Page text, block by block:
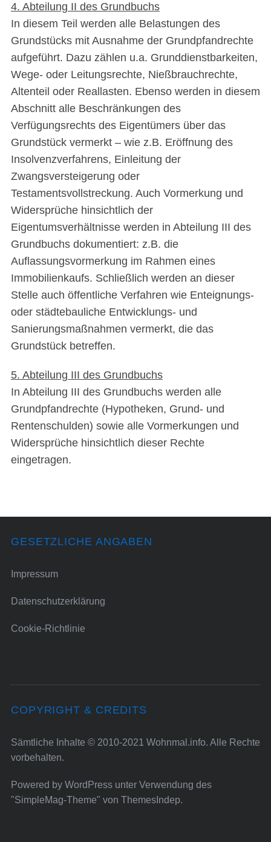
4. Abteilung II des Grundbuchs
In diesem Teil werden alle Belastungen des
Grundstücks mit Ausnahme der Grundpfandrechte
aufgeführt. Dazu zählen u.a. Grunddienstbarkeiten,
Wege- oder Leitungsrechte, Nießbrauchrechte,
Altenteil oder Reallasten. Ebenso werden in diesem
Abschnitt alle Beschränkungen des
Verfügungsrechts des Eigentümers über das
Grundstück vermerkt – wie z.B. Eröffnung des
Insolvenzverfahrens, Einleitung der
Zwangsversteigerung oder
Testamentsvollstreckung. Auch Vormerkung und
Widersprüche hinsichtlich der
Eigentumsverhältnisse werden in Abteilung III des
Grundbuchs dokumentiert: z.B. die
Auflassungsvormerkung im Rahmen eines
Immobilienkaufs. Schließlich werden an dieser
Stelle auch öffentliche Verfahren wie Enteignungs-
oder städtebauliche Entwicklungs- und
Sanierungsmaßnahmen vermerkt, die das
Grundstück betreffen.
5. Abteilung III des Grundbuchs
In Abteilung III des Grundbuchs werden alle
Grundpfandrechte (Hypotheken, Grund- und
Rentenschulden) sowie alle Vormerkungen und
Widersprüche hinsichtlich dieser Rechte
eingetragen.
GESETZLICHE ANGABEN
Impressum
Datenschutzerklärung
Cookie-Richtlinie
COPYRIGHT & CREDITS
Sämtliche Inhalte © 2010-2021 Wohnmal.info. Alle Rechte
vorbehalten.
Powered by WordPressunter Verwendung des
"SimpleMag-Theme" von ThemesIndep.